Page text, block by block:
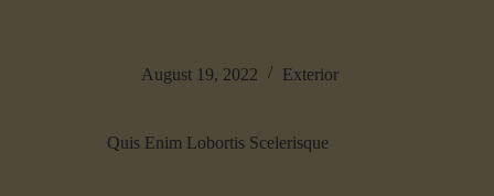
August 19, 2022 Exterior
Quis Enim Lobortis Scelerisque